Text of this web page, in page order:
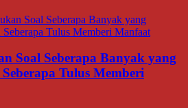
Soal Seberapa Banyak yang
Tulus Memberi